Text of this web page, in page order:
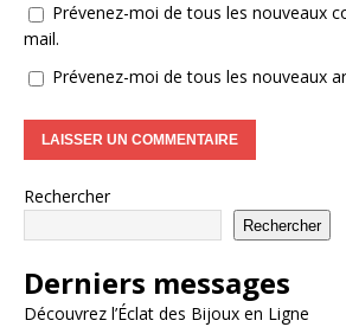
Prévenez-moi de tous les nouveaux
mail.
Prévenez-moi de tous les nouveaux
Rechercher
Rechercher
Derniers messages
Découvrez l’Éclat des Bijoux en Ligne